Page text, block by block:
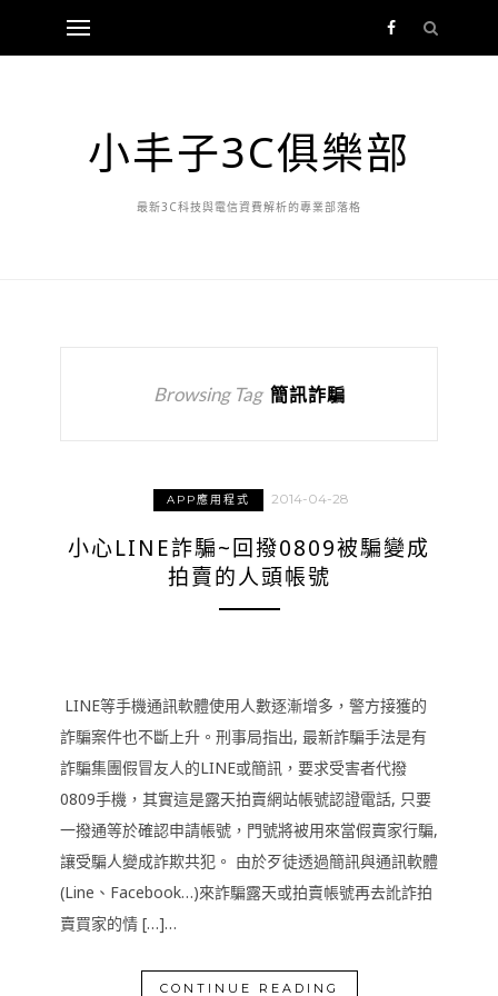
小丰子3C俱樂部
最新3C科技與電信資費解析的專業部落格
Browsing Tag 簡訊詐騙
APP應用程式 2014-04-28
小心LINE詐騙~回撥0809被騙變成
拍賣的人頭帳號
LINE等手機通訊軟體使用人數逐漸增多，警方接獲的
詐騙案件也不斷上升。刑事局指出, 最新詐騙手法是有
詐騙集團假冒友人的LINE或簡訊，要求受害者代撥
0809手機，其實這是露天拍賣網站帳號認證電話, 只要
一撥通等於確認申請帳號，門號將被用來當假賣家行騙,
讓受騙人變成詐欺共犯。 由於歹徒透過簡訊與通訊軟體
(Line、Facebook…)來詐騙露天或拍賣帳號再去訛詐拍
賣買家的情 […]…
CONTINUE READING